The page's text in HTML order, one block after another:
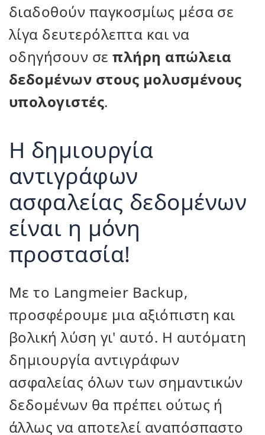
διαδοθούν παγκοσμίως μέσα σε
λίγα δευτερόλεπτα και να
οδηγήσουν σεπλήρη απώλεια
δεδομένων στους μολυσμένους
υπολογιστές.
Η δημιουργία
αντιγράφων
ασφαλείας δεδομένων
είναι η μόνη
προστασία!
Με το Langmeier Backup,
προσφέρουμε μια αξιόπιστη και
βολική λύση γι' αυτό. Η αυτόματη
δημιουργία αντιγράφων
ασφαλείας όλων των σημαντικών
δεδομένων θα πρέπει ούτως ή
άλλως να αποτελεί αναπόσπαστο